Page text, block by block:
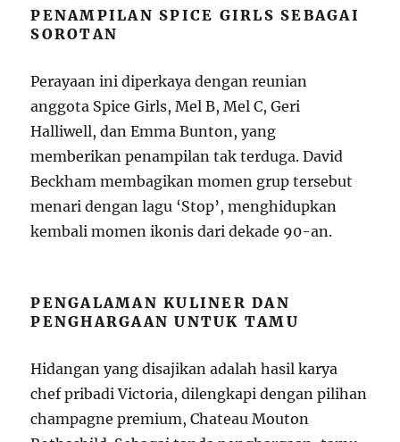
PENAMPILAN SPICE GIRLS SEBAGAI
SOROTAN
Perayaan ini diperkaya dengan reunian
anggota Spice Girls, Mel B, Mel C, Geri
Halliwell, dan Emma Bunton, yang
memberikan penampilan tak terduga. David
Beckham membagikan momen grup tersebut
menari dengan lagu ‘Stop’, menghidupkan
kembali momen ikonis dari dekade 90-an.
PENGALAMAN KULINER DAN
PENGHARGAAN UNTUK TAMU
Hidangan yang disajikan adalah hasil karya
chef pribadi Victoria, dilengkapi dengan pilihan
champagne premium, Chateau Mouton